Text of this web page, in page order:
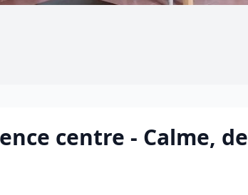
centre - Calme, de